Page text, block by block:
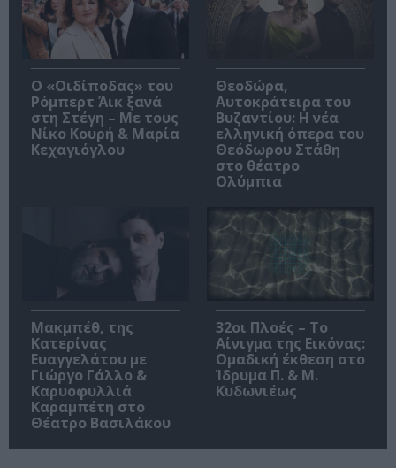
O «Οιδίποδας» του
Ρόμπερτ Άικ ξανά
στη Στέγη – Με τους
Νίκο Κουρή & Μαρία
Κεχαγιόγλου
Θεοδώρα,
Αυτοκράτειρα του
Βυζαντίου: Η νέα
ελληνική όπερα του
Θεόδωρου Στάθη
στο θέατρο
Ολύμπια
Μακμπέθ, της
Κατερίνας
Ευαγγελάτου με
Γιώργο Γάλλο &
Καρυοφυλλιά
Καραμπέτη στο
Θέατρο Βασιλάκου
32οι Πλοές – Το
Αίνιγμα της Εικόνας:
Ομαδική έκθεση στο
Ίδρυμα Π. & Μ.
Κυδωνιέως